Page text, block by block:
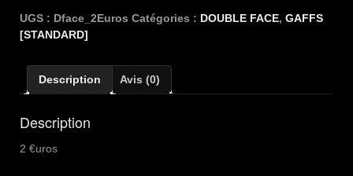
FACE
2
UGS : Dface_2Euros Catégories : DOUBLE FACE, GAFFS
[STANDARD]
Description Avis (0)
Description
2 €uros